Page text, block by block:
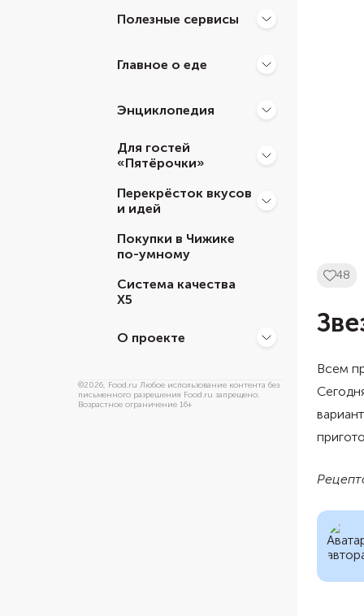
Полезные сервисы
Главное о еде
Энциклопедия
Для гостей
«Пятёрочки»
Перекрёсток вкусов
и идей
Покупки в Чижике
по-умному
Система качества
Х5
О проекте
©2026, Food.ru Любое использование контента без
письменного разрешения Food.ru запрещено.
Возрастное ограничение 16+
48
Всем